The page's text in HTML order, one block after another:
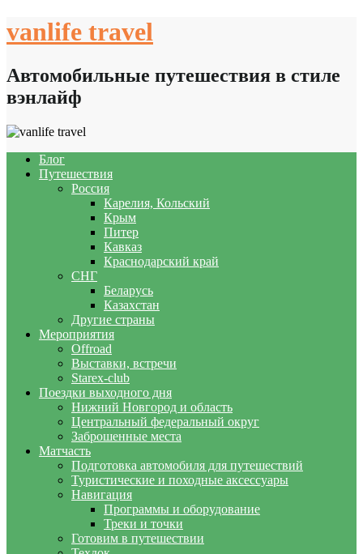
to
vanlife travel
Автомобильные путешествия в стиле
вэнлайф
Блог
Путешествия
Россия
Карелия, Кольский
Крым
Питер
Кавказ
Краснодарский край
СНГ
Беларусь
Казахстан
Другие страны
Мероприятия
Offroad
Выставки, встречи
Starex-club
Поездки выходного дня
Нижний Новгород и область
Центральный федеральный округ
Заброшенные места
Матчасть
Подготовка автомобиля для путешествий
Туристические и походные аксессуары
Навигация
Программы и оборудование
Треки и точки
Готовим в путешествии